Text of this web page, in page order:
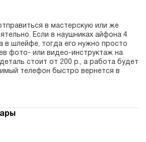
в мастерскую или же
Если в наушниках айфона 4
в шлейфе, тогда его нужно просто
фото- или видео-инструктаж на
стоит от 200 р., а работа будет
телефон быстро вернется в